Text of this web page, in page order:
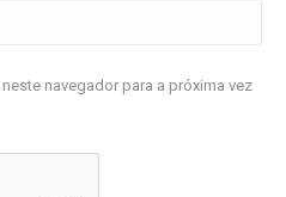
navegador para a próxima vez